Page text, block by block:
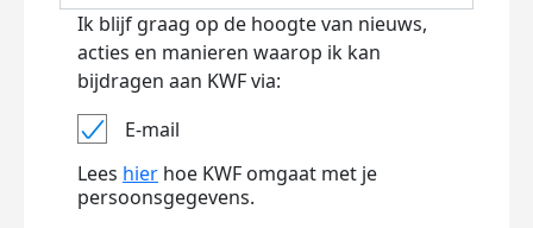
Ik blijf graag op de hoogte van nieuws,
acties en manieren waarop ik kan
bijdragen aan KWF via:
E-mail
Lees hier hoe KWF omgaat met je
persoonsgegevens.